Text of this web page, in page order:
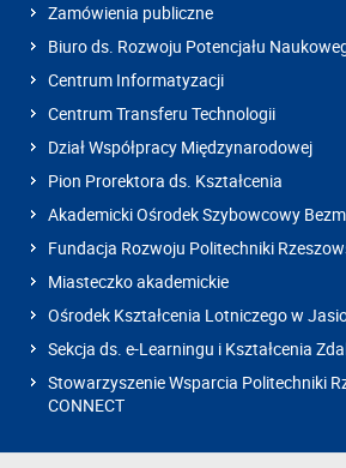
Zamówienia publiczne
Biuro ds. Rozwoju Potencjału
Centrum Informatyzacji
Centrum Transferu Technologii
Dział Współpracy Międzynarodowej
Pion Prorektora ds. Kształcenia
Akademicki Ośrodek Szybowcowy
Fundacja Rozwoju Politechniki
Miasteczko akademickie
Ośrodek Kształcenia Lotniczego w
Sekcja ds. e-Learningu i Kształcenia
Stowarzyszenie Wsparcia Politechniki
CONNECT